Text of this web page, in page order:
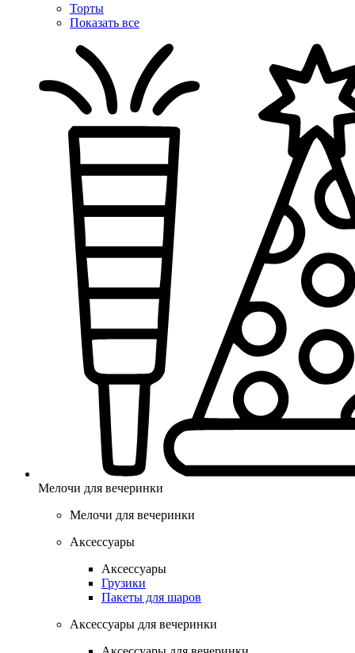
Торты
Показать все
Мелочи для вечеринки
Мелочи для вечеринки
Аксессуары
Аксессуары
Грузики
Пакеты для шаров
Аксессуары для вечеринки